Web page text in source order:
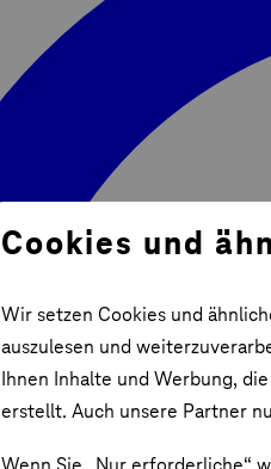
Cookies und
Wir setzen Cookies und
auszulesen und
Ihnen Inhalte und Werbung,
erstellt. Auch unsere Partner